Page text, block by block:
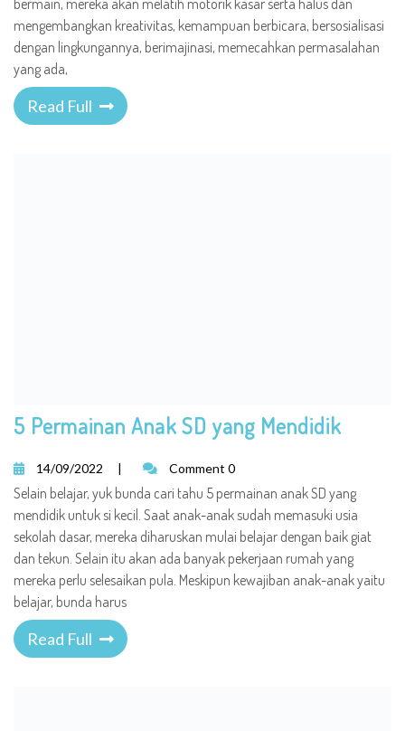
mengembangkan kreativitas, kemampuan berbicara, bersosialisasi
dengan lingkungannya, berimajinasi, memecahkan permasalahan
yang ada,
Read Full
5 Permainan Anak SD yang Mendidik
14/09/2022 | Comment 0
Selain belajar, yuk bunda cari tahu 5 permainan anak SD yang
mendidik untuk si kecil. Saat anak-anak sudah memasuki usia
sekolah dasar, mereka diharuskan mulai belajar dengan baik giat
dan tekun. Selain itu akan ada banyak pekerjaan rumah yang
mereka perlu selesaikan pula. Meskipun kewajiban anak-anak yaitu
belajar, bunda harus
Read Full